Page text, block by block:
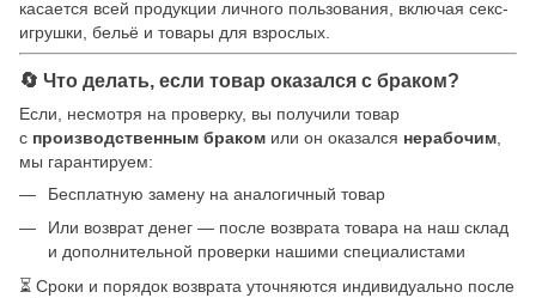
касается всей продукции личного пользования, включая секс-
игрушки, бельё и товары для взрослых.
🔄 Что делать, если товар оказался с браком?
Если, несмотря на проверку, вы получили товар
с производственным браком или он оказался нерабочим
мы гарантируем:
Бесплатную замену на аналогичный товар
Или возврат денег — после возврата товара на наш склад
и дополнительной проверки нашими специалистами
⏳ Сроки и порядок возврата уточняются индивидуально после